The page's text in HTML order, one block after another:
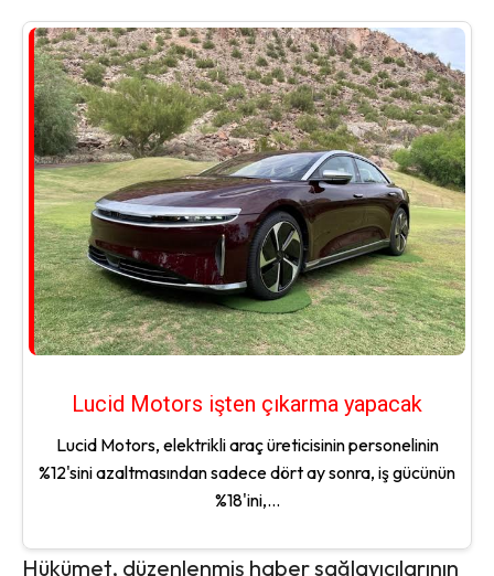
Lucid Motors işten çıkarma yapacak
Lucid Motors, elektrikli araç üreticisinin personelinin
%12'sini azaltmasından sadece dört ay sonra, iş gücünün
%18'ini,...
Hükümet, düzenlenmiş haber sağlayıcılarının